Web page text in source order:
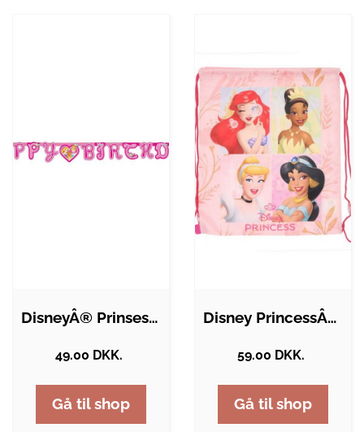
DisneyÂ® Prinsesser Happy Birthday…
49.00 DKK.
Gå til shop
Disney PrincessÂ® Gymnastikpose
59.00 DKK.
Gå til shop